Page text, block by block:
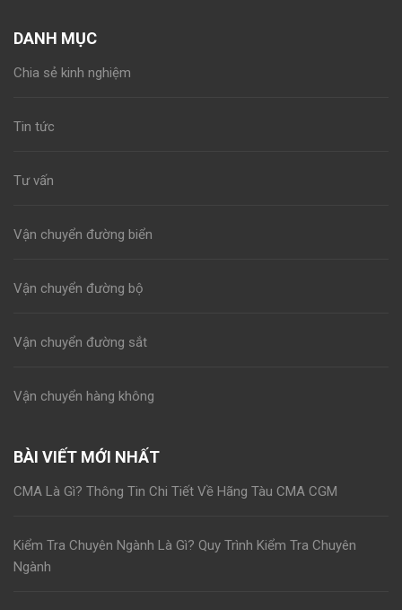
DANH MỤC
Chia sẻ kinh nghiệm
Tin tức
Tư vấn
Vận chuyển đường biển
Vận chuyển đường bộ
Vận chuyển đường sắt
Vận chuyển hàng không
BÀI VIẾT MỚI NHẤT
CMA Là Gì? Thông Tin Chi Tiết Về Hãng Tàu CMA CGM
Kiểm Tra Chuyên Ngành Là Gì? Quy Trình Kiểm Tra Chuyên
Ngành